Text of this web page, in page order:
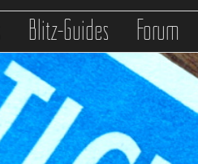
Blitz-Guides Forum